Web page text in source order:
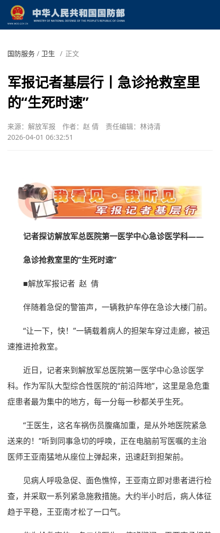
国防服务 / 卫生 / 正文
军报记者基层行丨急诊抢救室里
的“生死时速”
来源：解放军报 作者：赵 倩
责任编辑：林诗清
2026-04-01 06:32:51
记者探访解放军总医院第一医学中心急诊医学科——
急诊抢救室里的“生死时速”
■解放军报记者 赵 倩
伴随着急促的警笛声，一辆救护车停在急诊大楼门前。
“让一下，快！”一辆载着病人的担架车穿过走廊，被迅
速推进抢救室。
近日，记者来到解放军总医院第一医学中心急诊医学
科。作为军队大型综合性医院的“前沿阵地”，这里是急危重
症患者最为集中的地方，每一分每一秒都关乎生死。
“王医生，这名车祸伤员腹痛加重，是从外地医院紧急
送来的！”听到同事急切的呼唤，正在电脑前写医嘱的主治
医师王亚南猛地从座位上弹起来，迅速赶到担架前。
见病人呼吸急促、面色憔悴，王亚南立即对患者进行检
查，并采取一系列紧急施救措施。大约半小时后，病人体征
趋于平稳，王亚南才松了一口气。